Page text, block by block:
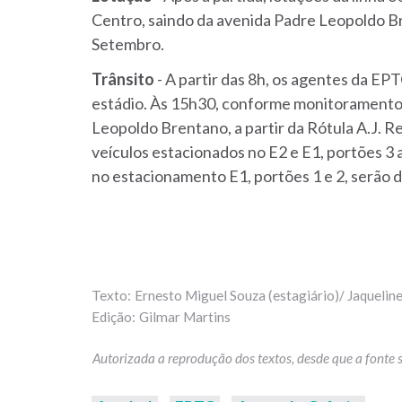
Centro, saindo da avenida Padre Leopoldo
Setembro.
Trânsito - A partir das 8h, os agentes da
estádio. Às 15h30, conforme
Leopoldo Brentano, a partir da Rótula A.J.
veículos estacionados no E2 e E1, portões 3
no estacionamento E1, portões 1 e 2, serão
Ernesto Miguel Souza (estagiário)/
Gilmar Martins